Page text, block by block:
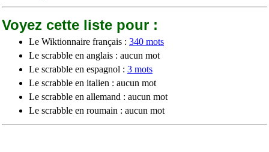
Voyez cette liste pour :
Le Wiktionnaire français : 340 mots
Le scrabble en anglais : aucun mot
Le scrabble en espagnol : 3 mots
Le scrabble en italien : aucun mot
Le scrabble en allemand : aucun mot
Le scrabble en roumain : aucun mot